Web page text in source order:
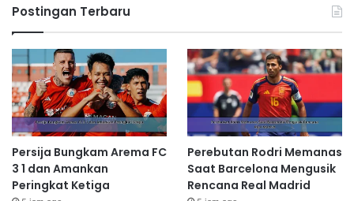
Postingan Terbaru
Persija Bungkam Arema FC
3 1 dan Amankan
Peringkat Ketiga
Perebutan Rodri Memanas
Saat Barcelona Mengusik
Rencana Real Madrid